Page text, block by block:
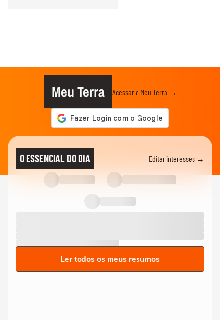
Meu Terra Acessar o Meu Terra →
O ESSENCIAL DO DIA Editar interesses →
Ler todos os meus resumos